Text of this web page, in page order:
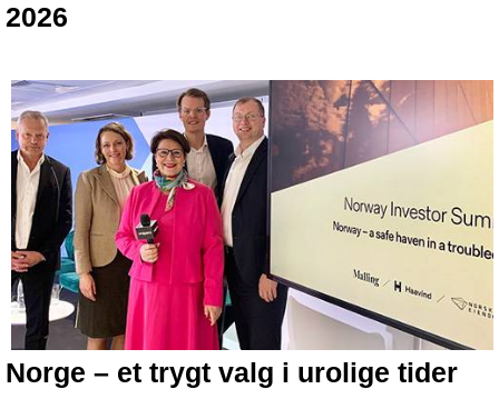
2026
Norge – et trygt valg i urolige tider